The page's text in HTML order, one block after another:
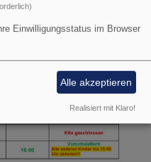
Einwilligungsstatus im Browser
Alle akzeptieren
Realisiert mit Klaro!